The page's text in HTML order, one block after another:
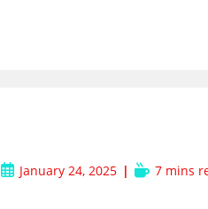
PostJanuary 24, 2025
Reading
7 mins